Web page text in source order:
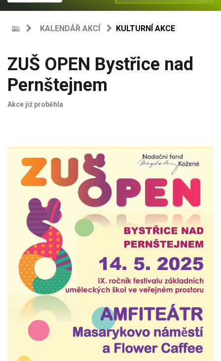
KALENDÁŘ AKCÍ KULTURNÍ AKCE
ZUŠ OPEN Bystřice nad
Pernštejnem
Akce již proběhla